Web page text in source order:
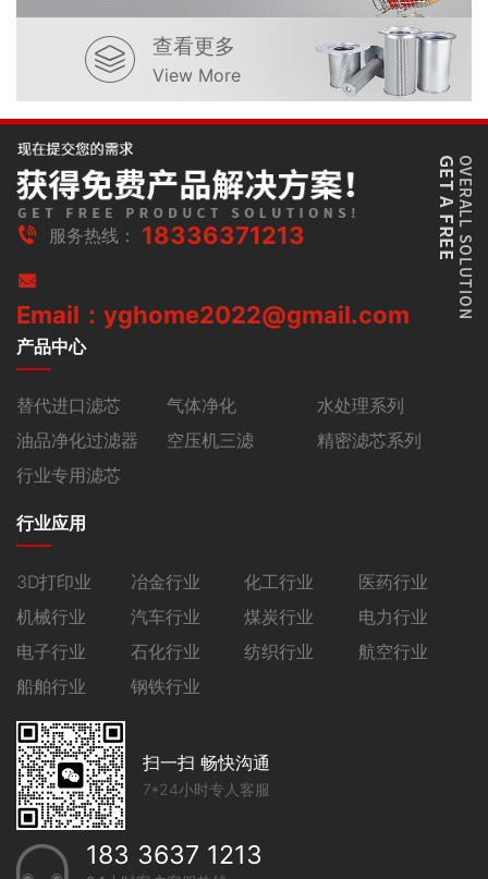
查看更多
View More
服务热线： 18336371213
Email：yghome2022@gmail.com
产品中心
替代进口滤芯 气体净化
水处理系列
油品净化过滤器
空压机三滤
精密滤芯系列
行业专用滤芯
行业应用
3D打印业 冶金行业 化工行业
医药行业
机械行业
汽车行业 煤炭行业
电力行业
电子行业
石化行业 纺织行业
航空行业
船舶行业
钢铁行业
扫一扫 畅快沟通
7*24小时专人客服
183 3637 1213